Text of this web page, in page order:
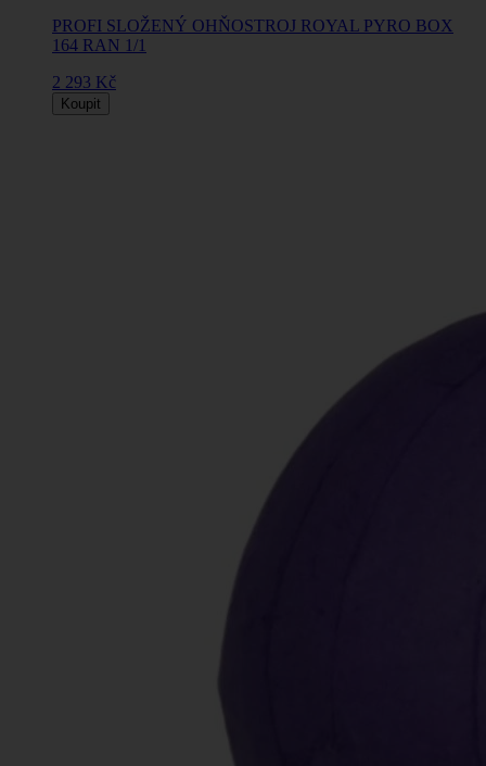
PROFI SLOŽENÝ OHŇOSTROJ ROYAL PYRO BOX
164 RAN 1/1
2 293 Kč
Koupit